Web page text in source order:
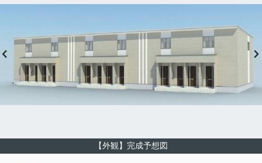
【外観】完成予想図